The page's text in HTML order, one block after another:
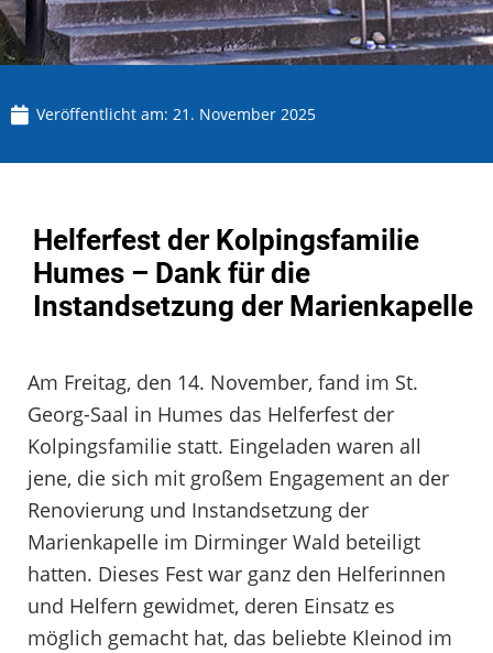
Veröffentlicht am: 21. November 2025
Helferfest der Kolpingsfamilie
Humes – Dank für die
Instandsetzung der Marienkapelle
Am Freitag, den 14. November, fand im St.
Georg-Saal in Humes das Helferfest der
Kolpingsfamilie statt. Eingeladen waren all
jene, die sich mit großem Engagement an der
Renovierung und Instandsetzung der
Marienkapelle im Dirminger Wald beteiligt
hatten. Dieses Fest war ganz den Helferinnen
und Helfern gewidmet, deren Einsatz es
möglich gemacht hat, das beliebte Kleinod im